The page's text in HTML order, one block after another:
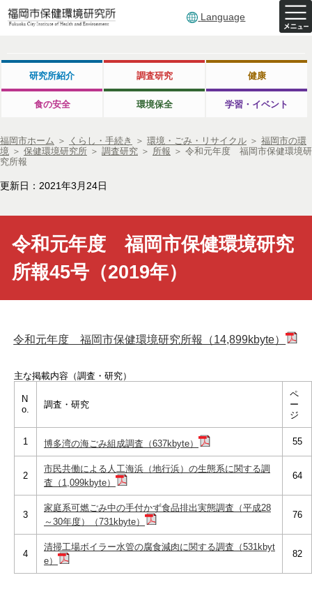
Language
研究所紹介 調査研究 健康
食の安全 環境保全 学習・イベント
福岡市ホーム ＞ くらし・手続き ＞ 環境・ごみ・リサイクル ＞ 福岡市の環
境 ＞ 保健環境研究所 ＞ 調査研究 ＞ 所報 ＞ 令和元年度 福岡市保健環境研
究所報
更新日：2021年3月24日
令和元年度 福岡市保健環境研究
所報45号（2019年）
令和元年度 福岡市保健環境研究所報（14,899kbyte）
主な掲載内容（調査・研究）
N
o.
調査・研究
ペ
ー
ジ
1 博多湾の海ごみ組成調査（637kbyte） 55
2
市民共働による人工海浜（地行浜）の生態系に関する調
査（1,099kbyte）
64
3
家庭系可燃ごみ中の手付かず食品排出実態調査（平成28
～30年度）（731kbyte）
76
4
清掃工場ボイラー水管の腐食減肉に関する調査（531kbyt
e）
82